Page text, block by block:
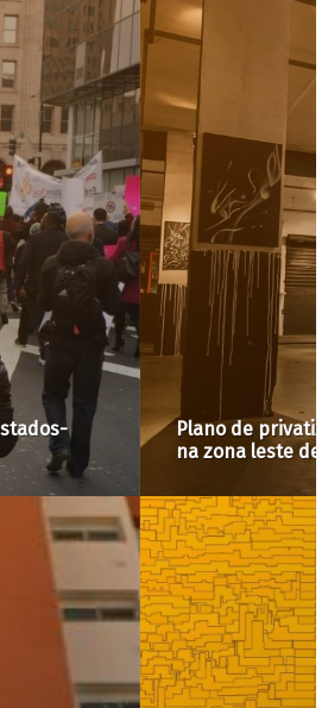
ameaça ocupação cultural
Paulo